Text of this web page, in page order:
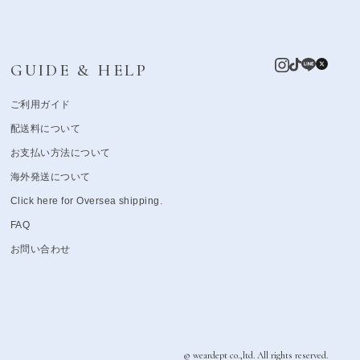
GUIDE & HELP
ご利用ガイド
配送料について
お支払い方法について
海外発送について
Click here for Oversea shipping.
FAQ
お問い合わせ
© weardept co.,ltd. All rights reserved.